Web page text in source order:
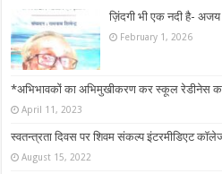
ज़िंदगी भी एक नदी है-
February 1, 2026
*अभिभावकों का अभिमुखीकरण कर स्कूल रेडीनेस
April 11, 2023
स्वतन्त्रता दिवस पर शिवम संकल्प इंटरमीडिएट
August 15, 2022